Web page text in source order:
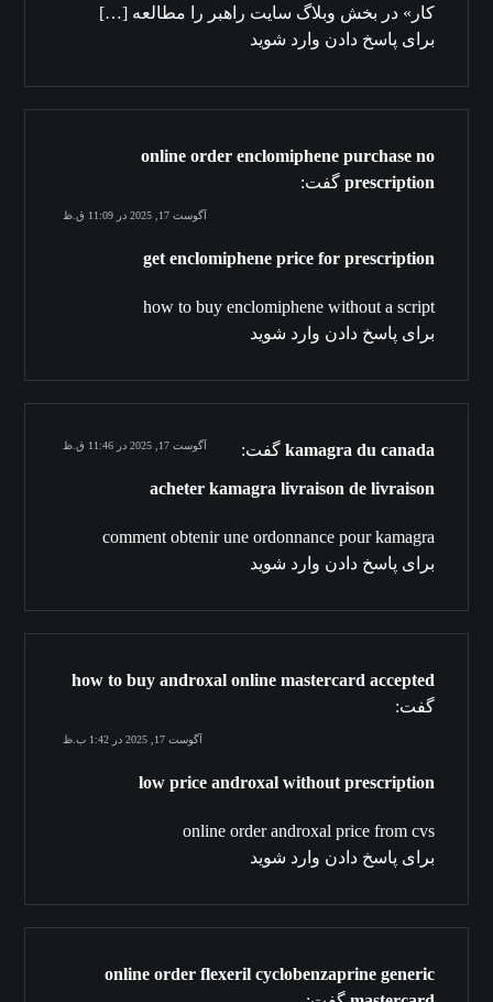
کار» در بخش وبلاگ سایت راهبر را مطالعه […]
برای پاسخ دادن وارد شوید
online order enclomiphene purchase no
prescription گفت:
آگوست 17, 2025 در 11:09 ق.ظ
get enclomiphene price for prescription
how to buy enclomiphene without a script
برای پاسخ دادن وارد شوید
kamagra du canada گفت: آگوست 17, 2025 در 11:46 ق.ظ
acheter kamagra livraison de livraison
comment obtenir une ordonnance pour kamagra
برای پاسخ دادن وارد شوید
how to buy androxal online mastercard accepted
گفت:
آگوست 17, 2025 در 1:42 ب.ظ
low price androxal without prescription
online order androxal price from cvs
برای پاسخ دادن وارد شوید
online order flexeril cyclobenzaprine generic